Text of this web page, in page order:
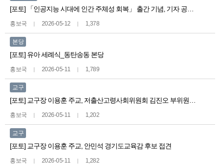
홍보국 2026-05-12 1,378
본당
[포토] 유아 세례식_동탄송동 본당
홍보국 2026-05-11 1,789
교구
홍보국 2026-05-11 1,202
교구
[포토] 교구장 이용훈 주교, 안민석 경기도교육감 후보 접견
홍보국 2026-05-11 1,282